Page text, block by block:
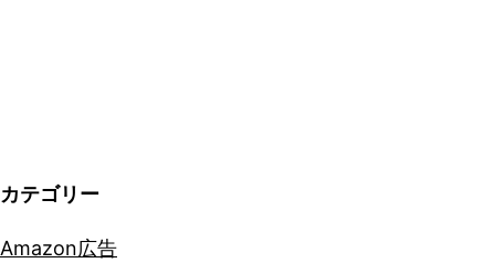
ン
カテゴリー
Amazon広告